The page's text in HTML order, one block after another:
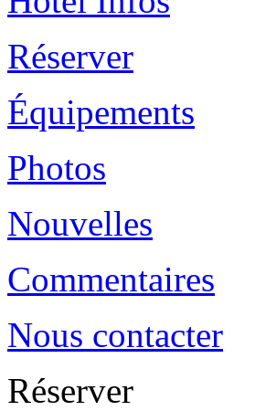
Réserver
Équipements
Photos
Nouvelles
Commentaires
Nous contacter
Réserver